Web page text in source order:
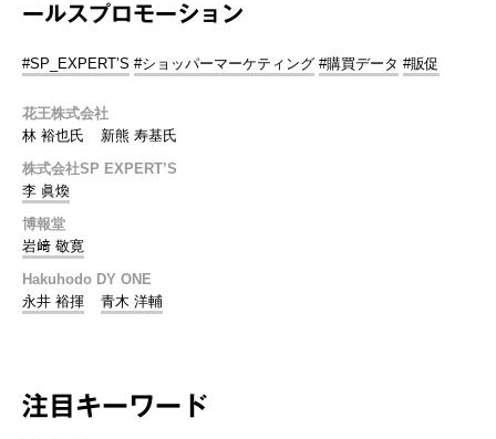
ールスプロモーション
#SP_EXPERT’S #ショッパーマーケティング #購買データ #販促
花王株式会社
林 裕也氏
新熊 寿基氏
株式会社SP EXPERT’S
李 眞煥
博報堂
岩﨑 敬寛
Hakuhodo DY ONE
永井 裕揮
青木 洋輔
注目キーワード